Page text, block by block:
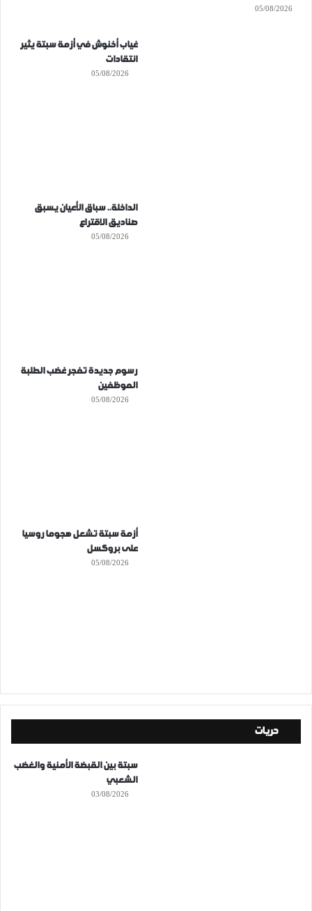
05/08/2026
غياب أخنوش في أزمة سبتة يثير
انتقادات
05/08/2026
الداخلة.. سباق الأعيان يسبق
صناديق الاقتراع
05/08/2026
رسوم جديدة تفجر غضب الطلبة
الموظفين
05/08/2026
أزمة سبتة تشعل هجوما روسيا
على بروكسل
05/08/2026
حريات
سبتة بين القبضة الأمنية والغضب
الشعبي
03/08/2026